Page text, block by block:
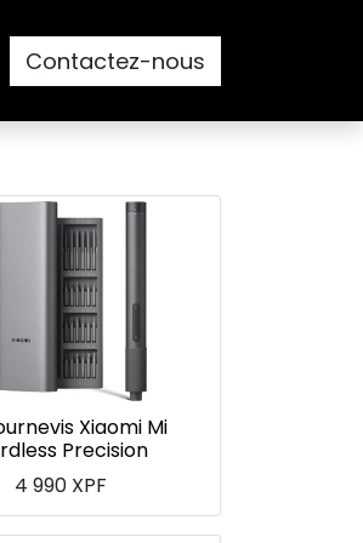
Contactez-nous
Xiaomi Mi
Precision
4 990XPF